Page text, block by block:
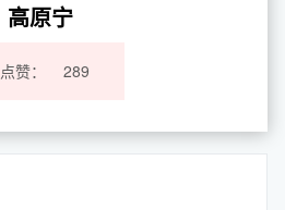
高原宁
点赞： 289